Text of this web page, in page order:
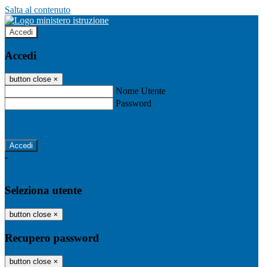
Salta al contenuto
Accedi
Accedi
button close ×
Nome Utente
Password
-
Seleziona utente
button close ×
Recupero password
button close ×